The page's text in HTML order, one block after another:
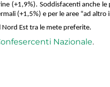
(+1,9%). Soddisfacenti anche le
(+1,5%) e per le aree “ad altro
Nord Est tra le mete preferite.
Nazionale.